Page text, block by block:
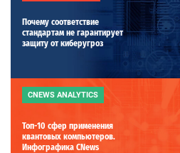
Почему соответствие
стандартам не гарантирует
защиту от киберугроз
CNEWS ANALYTICS
Топ-10 сфер применения
квантовых компьютеров.
Инфографика CNews